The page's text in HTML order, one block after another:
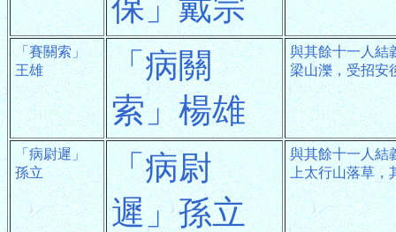
保」戴宗
「賽關索」
王雄
「病關
索」楊雄
與其餘十一人結
梁山濼，受招安
「病尉遲」
孫立
「病尉
遲」孫立
與其餘十一人結
上太行山落草，